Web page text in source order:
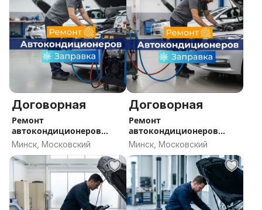
Договорная
Ремонт
автокондиционеров
Минск, заправка
кондиционера Минск,
СТО кондиционеры
Минск
Минск, Московский
Договорная
Ремонт
автокондиционеров
Минск, заправка
кондиционера Минск,
СТО кондиционеры
Минск
Минск, Московский